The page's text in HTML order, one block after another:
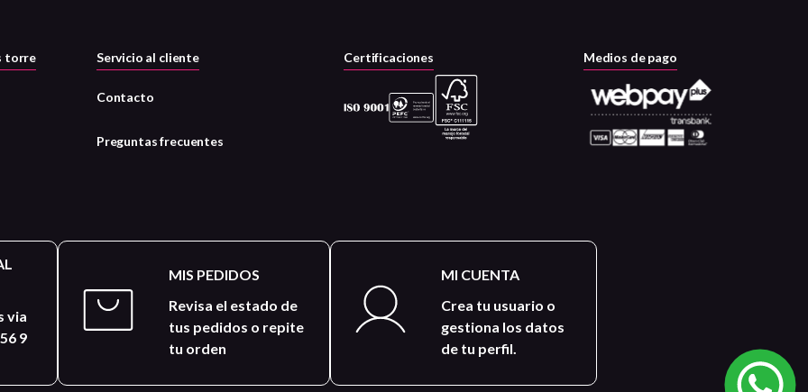
torre Servicio al cliente
Contacto
Preguntas frecuentes
Certificaciones Medios de pago
via
9
MIS PEDIDOS
Revisa el estado de
tus pedidos o repite
tu orden
MI CUENTA
Crea tu usuario o
gestiona los datos
de tu perfil.